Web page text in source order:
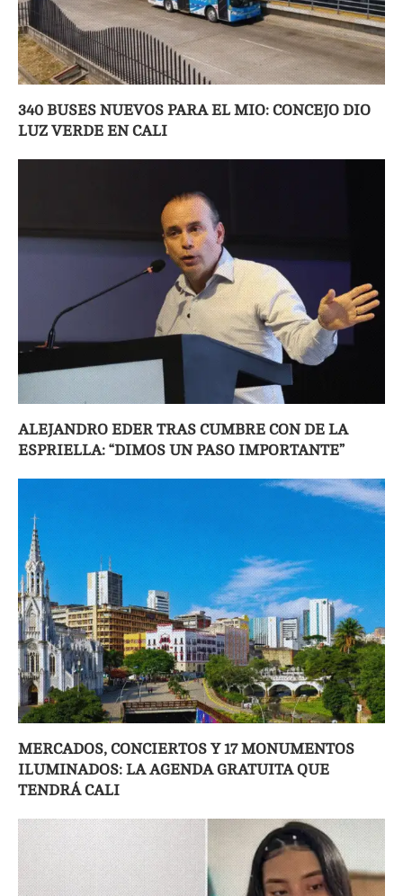
340 BUSES NUEVOS PARA EL MIO: CONCEJO DIO
LUZ VERDE EN CALI
ALEJANDRO EDER TRAS CUMBRE CON DE LA
ESPRIELLA: “DIMOS UN PASO IMPORTANTE”
MERCADOS, CONCIERTOS Y 17 MONUMENTOS
ILUMINADOS: LA AGENDA GRATUITA QUE
TENDRÁ CALI